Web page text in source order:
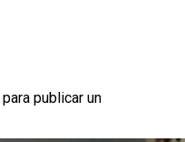
para publicar un